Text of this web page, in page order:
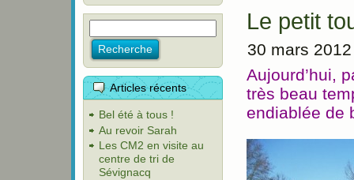
Articles récents
Bel été à tous !
Au revoir Sarah
Les CM2 en visite au
centre de tri de
Sévignacq
Le petit
30 mars 2012
Aujourd’hui,
très beau
endiablée de